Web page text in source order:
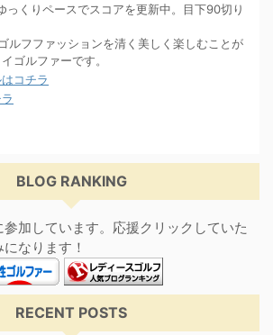
っくりペースでスコアを更新中。目下90切り
ルフファッションを清く美しく楽しむことが
ゴルファーです。
コチラ
BLOG RANKING
加しています。応援クリックしていた
なります！
RECENT POSTS